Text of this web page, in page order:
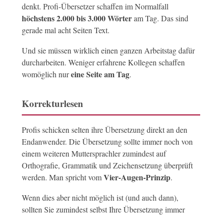
denkt. Profi-Übersetzer schaffen im Normalfall
höchstens 2.000 bis 3.000 Wörteram Tag. Das sind
gerade mal acht Seiten Text.
Und sie müssen wirklich einen ganzen Arbeitstag dafür
durcharbeiten. Weniger erfahrene Kollegen schaffen
womöglich nureine Seite am Tag.
Korrekturlesen
Profis schicken selten ihre Übersetzung direkt an den
Endanwender. Die Übersetzung sollte immer noch von
einem weiteren Muttersprachler zumindest auf
Orthografie, Grammatik und Zeichensetzung überprüft
werden. Man spricht vomVier-Augen-Prinzip.
Wenn dies aber nicht möglich ist (und auch dann),
sollten Sie zumindest selbst Ihre Übersetzung immer